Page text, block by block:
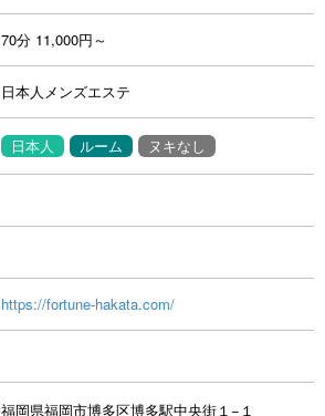
70分 11,000円～
日本人メンズエステ
日本人 ルーム ヌキなし
https://fortune-hakata.com/
福岡県福岡市博多区博多駅中央街１−１